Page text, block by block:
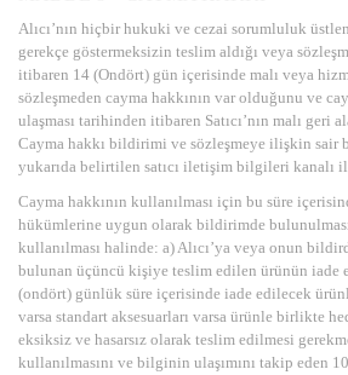
Alıcı’nın hiçbir hukuki ve cezai sorumluluk
gerekçe göstermeksizin teslim aldığı veya
itibaren 14 (Ondört) gün içerisinde malı veya
sözleşmeden cayma hakkının var olduğunu ve
ulaşması tarihinden itibaren Satıcı’nın malı geri
Cayma hakkı bildirimi ve sözleşmeye ilişkin sair
yukarıda belirtilen satıcı iletişim bilgileri kanalı
Cayma hakkının kullanılması için bu süre
hükümlerine uygun olarak bildirimde bulunulması
kullanılması halinde: a) Alıcı’ya veya onun
bulunan üçüncü kişiye teslim edilen ürünün iade
(ondört) günlük süre içerisinde iade edilecek
varsa standart aksesuarları varsa ürünle birlikte
eksiksiz ve hasarsız olarak teslim edilmesi
kullanılmasını ve bilginin ulaşımını takip eden